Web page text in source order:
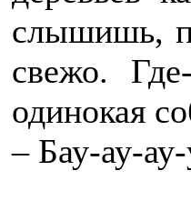
слышишь,
свежо.
одинокая
– Бау-ау-